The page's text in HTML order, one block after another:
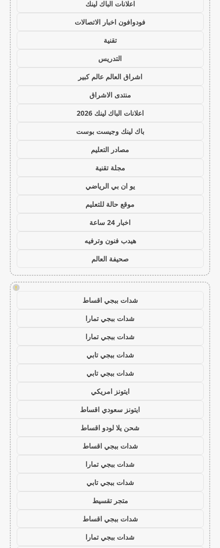
اعلانات الباك لينك
فودوافون اخبار الاتصالات
تقنية
التدريس
اشراق العالم عالم كبير
منتدى الاشراق
اعلانات الباك لينك 2026
باك لينك وجيست بوست
مصادر التعليم
مجلة تقنية
يو ان بي الرياضي
موقع حالة للتعليم
اخبار 24 ساعة
هيدب فنون وترفيه
صحيفة العالم
!
شدات ببجي اقساط
شدات ببجي تمارا
شدات ببجي تمارا
شدات ببجي تابي
شدات ببجي تابي
ايتونز امريكي
ايتونز سعودي اقساط
شحن يلا لودو اقساط
شدات ببجي اقساط
شدات ببجي تمارا
شدات ببجي تابي
متجر تقسيط
شدات ببجي اقساط
شدات ببجي تمارا